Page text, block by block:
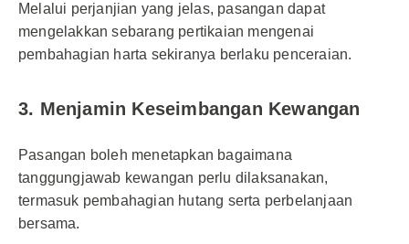
Melalui perjanjian yang jelas, pasangan dapat
mengelakkan sebarang pertikaian mengenai
pembahagian harta sekiranya berlaku penceraian.
3. Menjamin Keseimbangan Kewangan
Pasangan boleh menetapkan bagaimana
tanggungjawab kewangan perlu dilaksanakan,
termasuk pembahagian hutang serta perbelanjaan
bersama.